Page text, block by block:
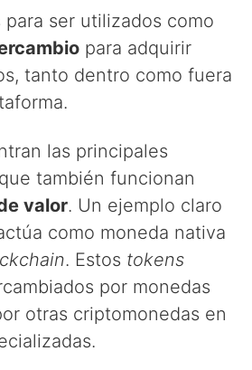
para ser utilizados como
para adquirir
tanto dentro como fuera
las principales
también funcionan
valor. Un ejemplo claro
como moneda nativa
. Estos tokens
por monedas
otras criptomonedas en